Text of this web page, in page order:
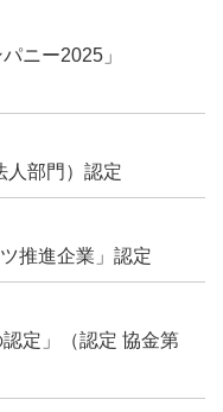
ニー2025」
人部門）認定
推進企業」認定
定」（認定 協金第